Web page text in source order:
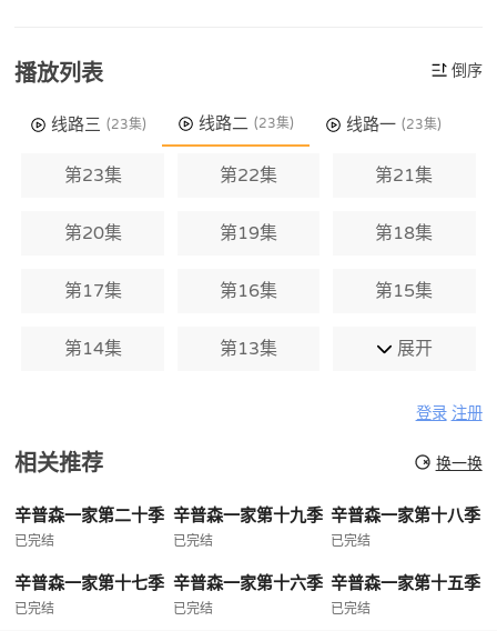
播放列表 倒序
线路三 (23集) 线路二 (23集) 线路一 (23集)
第23集 第22集 第21集
第20集 第19集 第18集
第17集 第16集 第15集
第14集 第13集 展开
登录 注册
相关推荐 换一换
辛普森一家第二十季
已完结
辛普森一家第十九季
已完结
辛普森一家第十八季
已完结
辛普森一家第十七季
已完结
辛普森一家第十六季
已完结
辛普森一家第十五季
已完结